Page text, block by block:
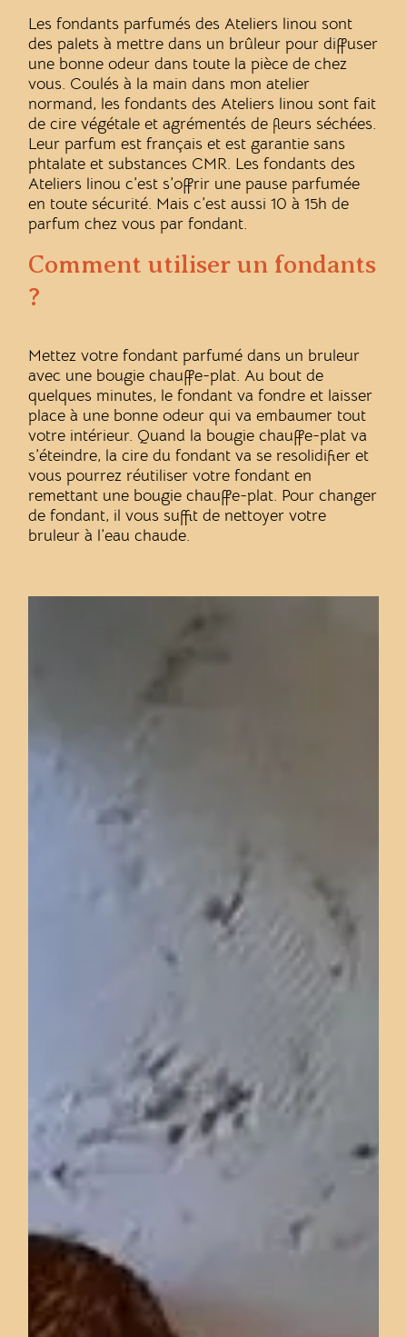
Les fondants parfumés des Ateliers linou sont
des palets à mettre dans un brûleur pour diffuser
une bonne odeur dans toute la pièce de chez
vous. Coulés à la main dans mon atelier
normand, les fondants des Ateliers linou sont fait
de cire végétale et agrémentés de fleurs séchées.
Leur parfum est français et est garantie sans
phtalate et substances CMR. Les fondants des
Ateliers linou c’est s’offrir une pause parfumée
en toute sécurité. Mais c’est aussi 10 à 15h de
parfum chez vous par fondant.
Comment utiliser un fondants
?
Mettez votre fondant parfumé dans un bruleur
avec une bougie chauffe-plat. Au bout de
quelques minutes, le fondant va fondre et laisser
place à une bonne odeur qui va embaumer tout
votre intérieur. Quand la bougie chauffe-plat va
s’éteindre, la cire du fondant va se resolidifier et
vous pourrez réutiliser votre fondant en
remettant une bougie chauffe-plat. Pour changer
de fondant, il vous suffit de nettoyer votre
bruleur à l’eau chaude.